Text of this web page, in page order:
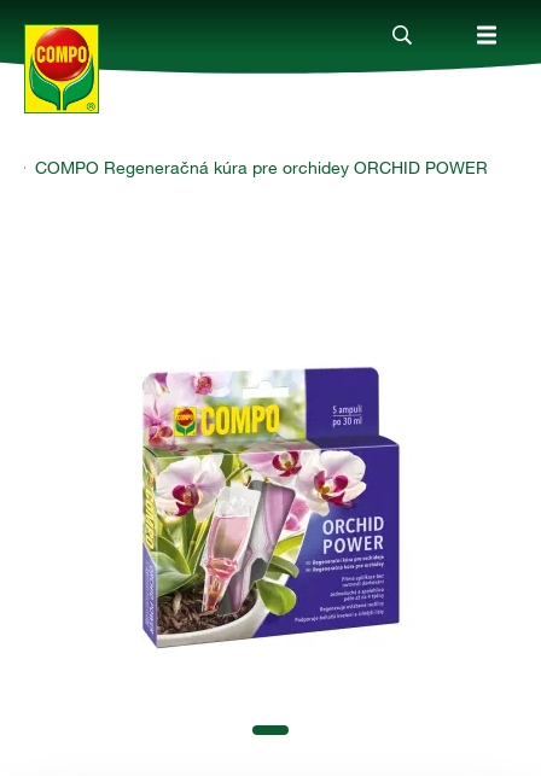
Produkty
COMPO Regeneračná kúra pre orchidey ORCHID POWER